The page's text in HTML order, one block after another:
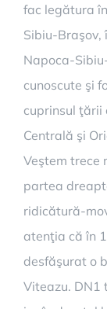
fac legătura
Sibiu-Braşov,
Napoca-
cunoscute şi
cuprinsul ţării
Centrală şi
Veştem trece
partea
ridicătură-
atenţia că în
desfăşurat o
Viteazu. DN1